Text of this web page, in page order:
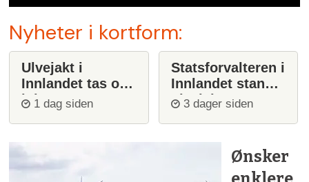
Nyheter i kortform:
Ulvejakt i
Innlandet tas opp
igjen
1 dag siden
Statsforvalteren i
Innlandet stanser
ulvejakt
3 dager siden
Ønsker